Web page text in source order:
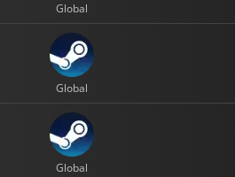
Global
Global
Global